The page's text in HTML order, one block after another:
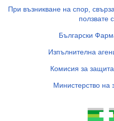
При възникване на спор,
ползвате
Български
Изпълнителна
Комисия за
Министерство на